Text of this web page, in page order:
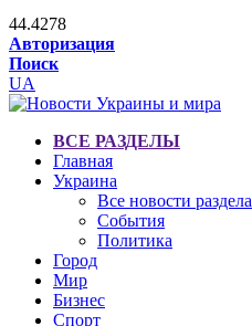
44.4278
Авторизация
Поиск
UA
ВСЕ РАЗДЕЛЫ
Главная
Украина
Все новости раздела
События
Политика
Город
Мир
Бизнес
Спорт